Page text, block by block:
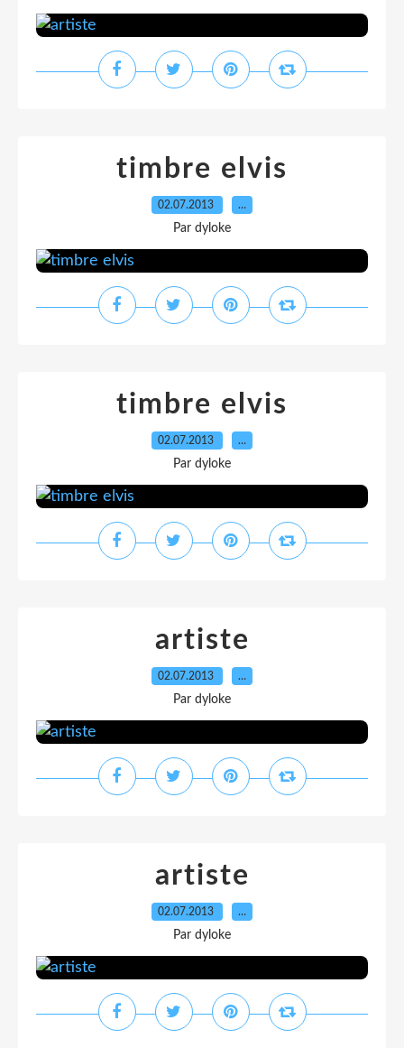
timbre elvis
02.07.2013 …
Par dyloke
timbre elvis
02.07.2013 …
Par dyloke
artiste
02.07.2013 …
Par dyloke
artiste
02.07.2013 …
Par dyloke